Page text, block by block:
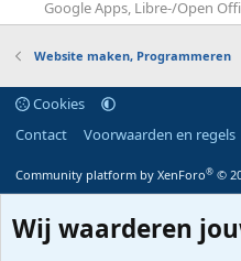
Google Apps, Libre-/Open
Website maken, Programmeren
Cookies
Contact
Voorwaarden en regels
Community platform by XenForo® ©
Wij waarderen